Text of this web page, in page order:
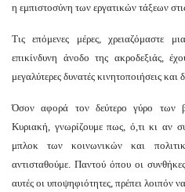
η εμπιστοσύνη των εργατικών τάξεων
Τις επόμενες μέρες, χρειαζόμαστε
επικίνδυνη άνοδο της ακροδεξιάς,
μεγαλύτερες δυνατές κινητοποιήσεις και
Όσον αφορά τον δεύτερο γύρο των
Κυριακή, γνωρίζουμε πως, ό,τι κι αν
μπλοκ των κοινωνικών και
αντισταθούμε. Παντού όπου οι
αυτές οι υποψηφιότητες, πρέπει λοιπόν